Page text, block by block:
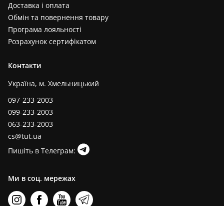
Доставка і оплата
Обмін та повернення товару
Програма лояльності
Розрахунок сертифікатом
Контакти
Україна, м. Хмельницький
097-233-2003
099-233-2003
063-233-2003
cs@tut.ua
Пишіть в Телеграм:
Ми в соц. мережах